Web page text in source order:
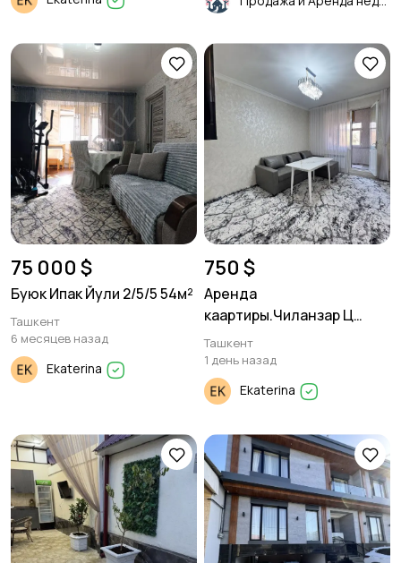
75 000 $
Буюк Ипак Йули 2/5/5 54м²
Ташкент
6 месяцев назад
Ekaterina
750 $
Аренда
каартиры.Чиланзар Ц
квартал. 3/4/5 56м²
Ташкент
1 день назад
Ekaterina